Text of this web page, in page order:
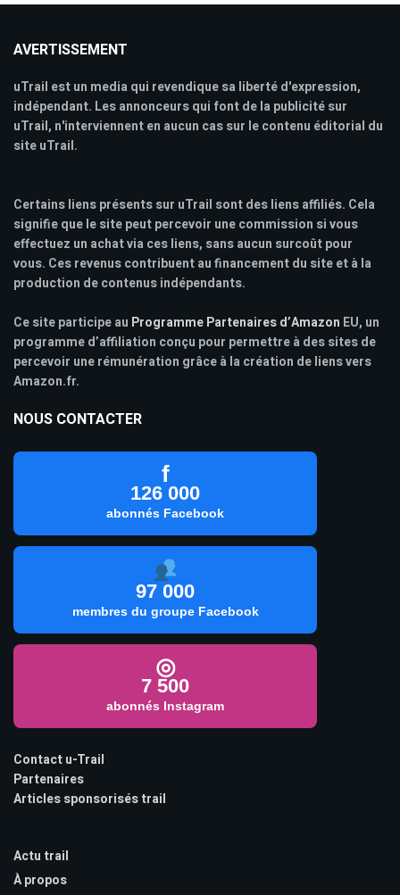
AVERTISSEMENT
uTrail est un media qui revendique sa liberté d'expression,
indépendant. Les annonceurs qui font de la publicité sur
uTrail, n'interviennent en aucun cas sur le contenu éditorial du
site uTrail.
Certains liens présents sur uTrail sont des liens affiliés. Cela
signifie que le site peut percevoir une commission si vous
effectuez un achat via ces liens, sans aucun surcoût pour
vous. Ces revenus contribuent au financement du site et à la
production de contenus indépendants.
Ce site participe au Programme Partenaires d’Amazon EU, un
programme d’affiliation conçu pour permettre à des sites de
percevoir une rémunération grâce à la création de liens vers
Amazon.fr.
NOUS CONTACTER
f
126 000
abonnés Facebook
97 000
membres du groupe Facebook
◎
7 500
abonnés Instagram
Contact u-Trail
Partenaires
Articles sponsorisés trail
Actu trail
À propos